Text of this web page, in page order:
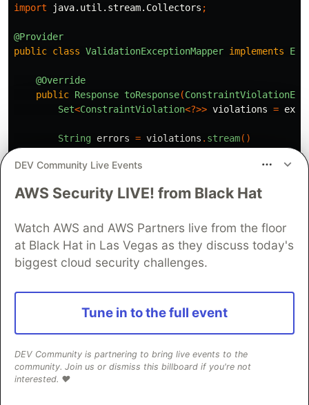
import
java.util.stream.Collectors ;
@Provider
public class ValidationExceptionMapper implements
@Override
public Response toResponse(
Set<ConstraintViolation<?>> violations =
String errors = violations . stream()
// Extrai o último nome do
String
field = path. contains
})
distinct ()
collect Collectors ));
.build();
Testando Validação
DEV Community Live Events
AWS Security LIVE! from Black Hat
Watch AWS and AWS Partners live from the floor
at Black Hat in Las Vegas as they discuss today's
biggest cloud security challenges.
Tune in to the full event
DEV Community is partnering to bring live events to the
community. Join us or dismiss this billboard if you're not
interested. ❤️